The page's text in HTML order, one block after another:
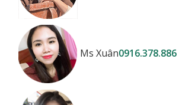
Ms Xuân0916.378.886